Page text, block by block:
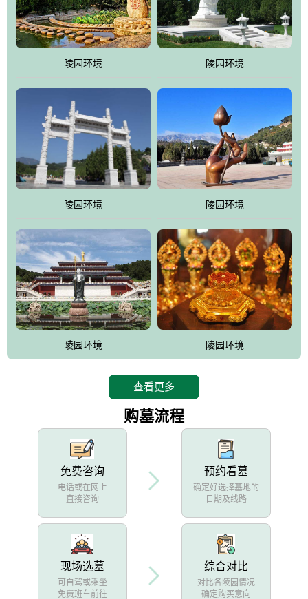
园手法相结合的默契操作，建成一处特色鲜明、服务周全、环境优
美、民族风格突出，与周边文物古迹交相呼应的极具吸引力的花园
式园林。
万佛园工程一期占地448亩，目前完成投资近12亿元人民币，园区采
用全仿古式建筑，寻求与世界文化遗产地清东陵的和谐统一，在园
区建设中寻求陵园建设与景区建设的有机融合，充分发挥独一无二
的地形优势，打造现代艺术园林，建设旅游景观、寺庙、酒店等综
合服务设施，服务于陵园经营，使企业的多元化经营项目相互依
托、相互促进，园区绿化覆盖率达90%。
陵园环境 陵园环境
陵园环境 陵园环境
陵园环境 陵园环境
查看更多
购墓流程
免费咨询
电话或在网上
直接咨询
预约看墓
确定好选择墓地的
日期及线路
现场选墓
可自驾或乘坐
免费班车前往
综合对比
对比各陵园情况
确定购买意向